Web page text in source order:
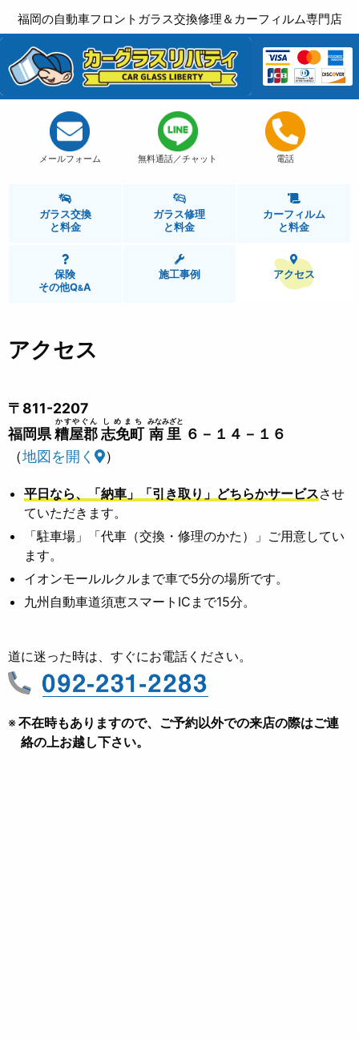
福岡の自動車フロントガラス交換修理＆カーフィルム専門店
メールフォーム 無料通話／チャット 電話
ガラス交換
と料金
ガラス修理
と料金
カーフィルム
と料金
保険
その他Q&A
施工事例 アクセス
アクセス
〒811-2207
福岡県糟屋郡
かすやぐん
志免町
しめまち
南里
みなみざと
６－１４－１６
（地図を開く ）
平日なら、「納車」「引き取り」どちらかサービスさせ
ていただきます。
「駐車場」「代車（交換・修理のかた）」ご用意してい
ます。
イオンモールルクルまで車で5分の場所です。
九州自動車道須恵スマートICまで15分。
道に迷った時は、すぐにお電話ください。
不在時もありますので、ご予約以外での来店の際はご連
絡の上お越し下さい。